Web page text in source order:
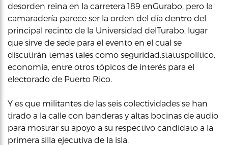
desorden reina en la carretera 189 enGurabo, pero la
camaradería parece ser la orden del día dentro del
principal recinto de la Universidad delTurabo, lugar
que sirve de sede para el evento en el cual se
discutirán temas tales como seguridad,statuspolítico,
economía, entre otros tópicos de interés para el
electorado de Puerto Rico.
Y es que militantes de las seis colectividades se han
tirado a la calle con banderas y altas bocinas de audio
para mostrar su apoyo a su respectivo candidato a la
primera silla ejecutiva de la isla.